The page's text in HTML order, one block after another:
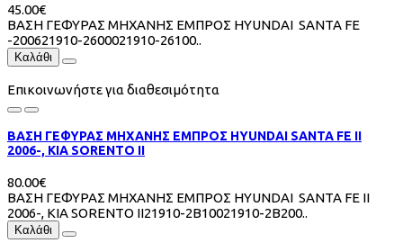
45.00€
ΒΑΣΗ ΓΕΦΥΡΑΣ ΜΗΧΑΝΗΣ ΕΜΠΡΟΣ HYUNDAI SANTA FE
-200621910-2600021910-26100..
Καλάθι
Επικοινωνήστε για διαθεσιμότητα
ΒΑΣΗ ΓΕΦΥΡΑΣ ΜΗΧΑΝΗΣ ΕΜΠΡΟΣ HYUNDAI SANTA FE II
2006-, KIA SORENTO II
80.00€
ΒΑΣΗ ΓΕΦΥΡΑΣ ΜΗΧΑΝΗΣ ΕΜΠΡΟΣ HYUNDAI SANTA FE II
2006-, KIA SORENTO II21910-2B10021910-2B200..
Καλάθι